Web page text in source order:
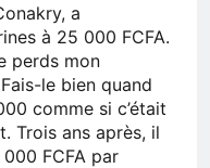
a
à 25 000 FCFA.
perds mon
le bien quand
comme si c’était
Trois ans après, il
FCFA par